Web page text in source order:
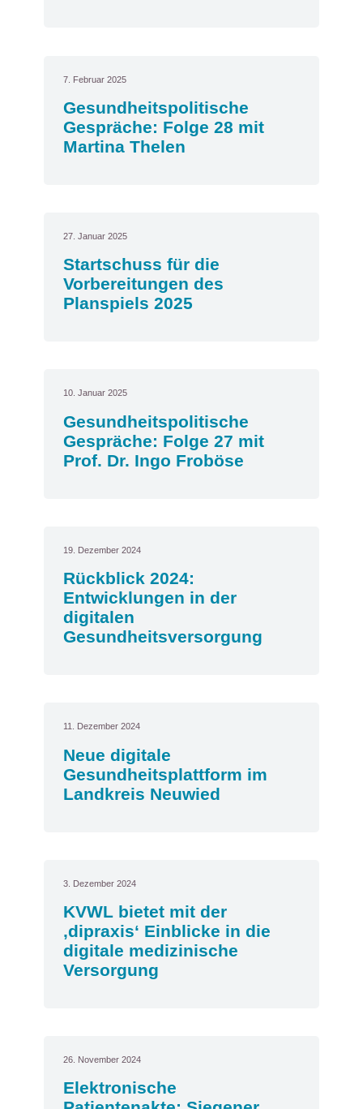
7. Februar 2025
Gesundheitspolitische
Gespräche: Folge 28 mit
Martina Thelen
27. Januar 2025
Startschuss für die
Vorbereitungen des
Planspiels 2025
10. Januar 2025
Gesundheitspolitische
Gespräche: Folge 27 mit
Prof. Dr. Ingo Froböse
19. Dezember 2024
Rückblick 2024:
Entwicklungen in der
digitalen
Gesundheitsversorgung
11. Dezember 2024
Neue digitale
Gesundheitsplattform im
Landkreis Neuwied
3. Dezember 2024
KVWL bietet mit der
‚dipraxis‘ Einblicke in die
digitale medizinische
Versorgung
26. November 2024
Elektronische